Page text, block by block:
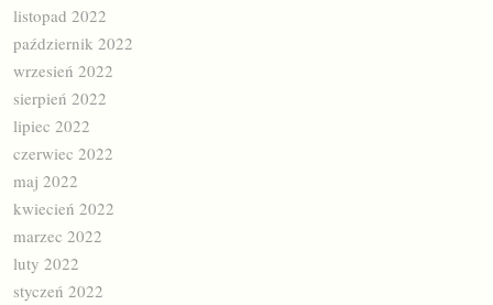
listopad 2022
październik 2022
wrzesień 2022
sierpień 2022
lipiec 2022
czerwiec 2022
maj 2022
kwiecień 2022
marzec 2022
luty 2022
styczeń 2022